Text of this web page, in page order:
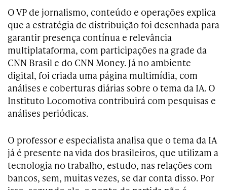
O VP de jornalismo, conteúdo e operações explica
que a estratégia de distribuição foi desenhada para
garantir presença contínua e relevância
multiplataforma, com participações na grade da
CNN Brasil e do CNN Money. Já no ambiente
digital, foi criada uma página multimídia, com
análises e coberturas diárias sobre o tema da IA. O
Instituto Locomotiva contribuirá com pesquisas e
análises periódicas.
O professor e especialista analisa que o tema da IA
já é presente na vida dos brasileiros, que utilizam a
tecnologia no trabalho, estudo, nas relações com
bancos, sem, muitas vezes, se dar conta disso. Por